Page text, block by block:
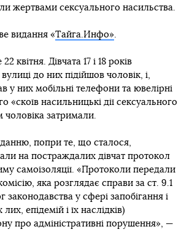
жертвами сексуального насильства.
видання «Тайга.Инфо».
квітня. Дівчата 17 і 18 років
до них підійшов чоловік, і,
у них мобільні телефони та ювелірні
«скоїв насильницькі дії сексуального
чоловіка затримали.
попри те, що сталося,
на постраждалих дівчат протокол
самоізоляції. «Протоколи передали
яка розглядає справи за ст. 9.1
у сфері запобігання і
лих, епідемій і їх наслідків)
про адміністративні порушення», —